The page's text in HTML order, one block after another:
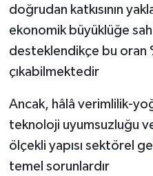
doğrudan katkısının
ekonomik büyüklüğe
desteklendikçe bu oran
çıkabilmektedir
Ancak, hâlâ verimlilik-
teknoloji uyumsuzluğu
ölçekli yapısı sektörel
temel sorunlardır